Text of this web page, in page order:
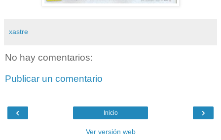
xastre
No hay comentarios:
Publicar un comentario
‹ ›
Inicio
Ver versión web